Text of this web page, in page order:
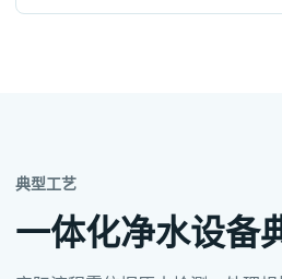
典型工艺
一体化净水设备